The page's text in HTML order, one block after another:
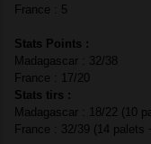
France : 5
Stats Points :
Madagascar : 32/38
France : 17/20
Stats tirs :
Madagascar : 18/22 (10
France : 32/39 (14 palets